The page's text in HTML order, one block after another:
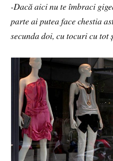
-Dacă aici nu te îmbraci
parte ai putea face chestia
secunda doi, cu tocuri cu tot